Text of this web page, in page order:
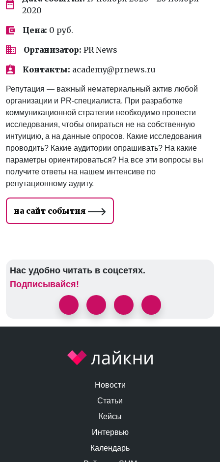
2020
Цена: 0 руб.
Организатор: PR News
Контакты: academy@prnews.ru
Репутация — важный нематериальный актив любой
организации и PR-специалиста. При разработке
коммуникационной стратегии необходимо провести
исследования, чтобы опираться не на собственную
интуицию, а на данные опросов. Какие исследования
проводить? Какие аудитории опрашивать? На какие
параметры ориентироваться? На все эти вопросы вы
получите ответы на нашем интенсиве по
репутационному аудиту.
на сайт события
Нас удобно читать в соцсетях.
Подписывайся!
Новости
Статьи
Кейсы
Интервью
Календарь